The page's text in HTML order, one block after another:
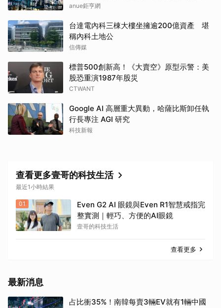
記憶體狂飆噴發！加權爆量大漲 1250 點放
anue鉅亨網
台達電內科三棟大樓坐擁逾200億資產 堪
稱內科土地公
信傳媒
標普500創新高！《大賣空》原型示警：美
股恐重演1987年股災
CTWANT
Google AI 高層重大異動，哈薩比斯卸任執
行長專注 AGI 研究
科技新報
查看更多壹哥的科技生活
最近1小時結果
01
Even G2 AI 眼鏡與Even R1智慧戒指完
整實測｜輕巧、方便的AI眼鏡
壹哥的科技生活
查看更多
最新消息
占比衝35%！南韓每賣3輛EV就有1輛中國